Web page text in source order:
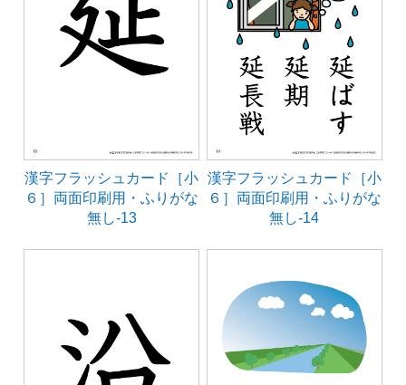
漢字フラッシュカード［小
６］両面印刷用・ふりがな
無し-13
漢字フラッシュカード［小
６］両面印刷用・ふりがな
無し-14